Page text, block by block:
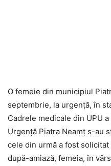
O femeie din municipiul
septembrie, la urgență, în
Cadrele medicale din UPU
Urgență Piatra Neamț s-au
cele din urmă a fost
după-amiază, femeia, în